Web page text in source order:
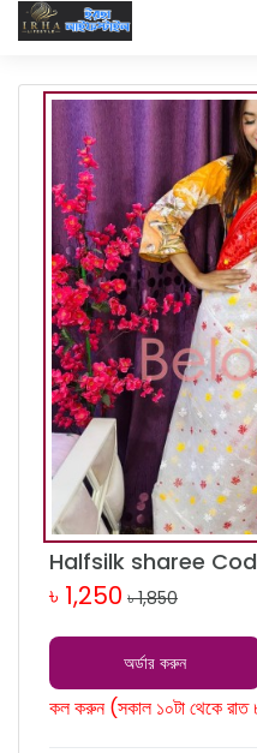
Halfsilk sharee
৳ 1,250 ৳ 1,850
অর্ডার করুন
কল করুন (সকাল ১০টা থেকে রাত